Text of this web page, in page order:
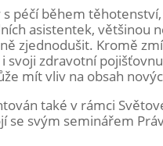
péčí během
asistentek,
zjednodušit. Kromě
zdravotní
mít vliv na obsah
také v rámci
se svým seminářem